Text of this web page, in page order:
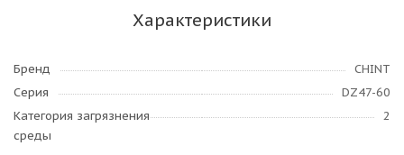
Характеристики
Бренд
CHINT
Серия
DZ47-60
Категория загрязнения
среды
2